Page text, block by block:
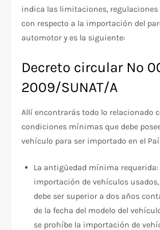
indica las limitaciones, regulaciones
con respecto a la importación del
automotor y es la siguiente:
Decreto circular Nº
2009/SUNAT/A
Allí encontrarás todo lo relacionado
condiciones mínimas que debe
vehículo para ser importado en el
La antigüedad mínima requerida:
importación de vehículos
debe ser superior a dos años
de la fecha del modelo del
se prohíbe la importación de